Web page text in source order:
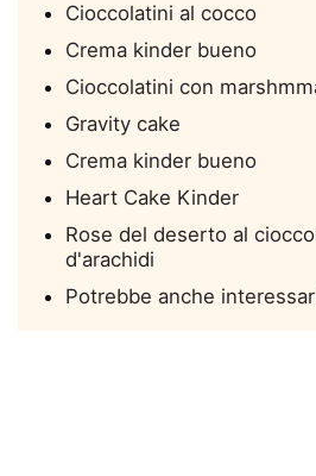
Cioccolatini al cocco
Crema kinder bueno
Cioccolatini con
Gravity cake
Crema kinder bueno
Heart Cake Kinder
Rose del deserto al
d'arachidi
Potrebbe anche